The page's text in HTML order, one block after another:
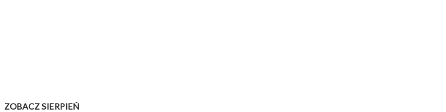
ZOBACZ SIERPIEŃ